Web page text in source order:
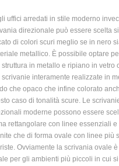
uffici arredati in stile moderno
direzionale può essere scelta
di colori scuri meglio se in nero
metallico. È possibile optare
struttura in metallo e ripiano in vetro
scrivanie interamente realizzate in
che opaco che infine colorato
caso di tonalità scure. Le
moderne possono essere
rettangolare con linee essenziali e
che di forma ovale con linee più
Ovviamente la scrivania ovale
per gli ambienti più piccoli in cui